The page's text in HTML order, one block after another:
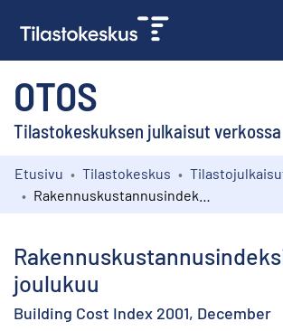
OTOS
Tilastokeskuksen julkaisut verkossa
Kokoelmat
Etusivu Tilastokeskus
joulukuu
Building Cost Index 2001, December